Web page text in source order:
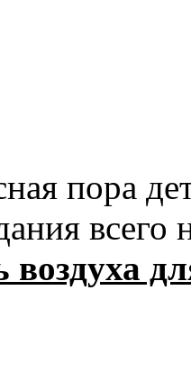
пора
всего